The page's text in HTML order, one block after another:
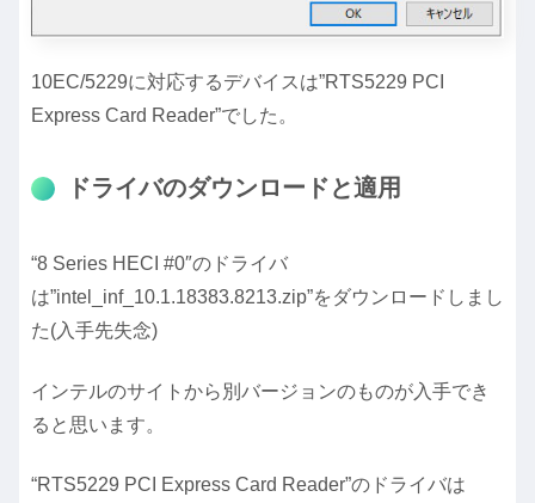
10EC/5229に対応するデバイスは”RTS5229 PCI
Express Card Reader”でした。
ドライバのダウンロードと適用
“8 Series HECI #0″のドライバ
は”intel_inf_10.1.18383.8213.zip”をダウンロードしまし
た(入手先失念)
インテルのサイトから別バージョンのものが入手でき
ると思います。
“RTS5229 PCI Express Card Reader”のドライバは